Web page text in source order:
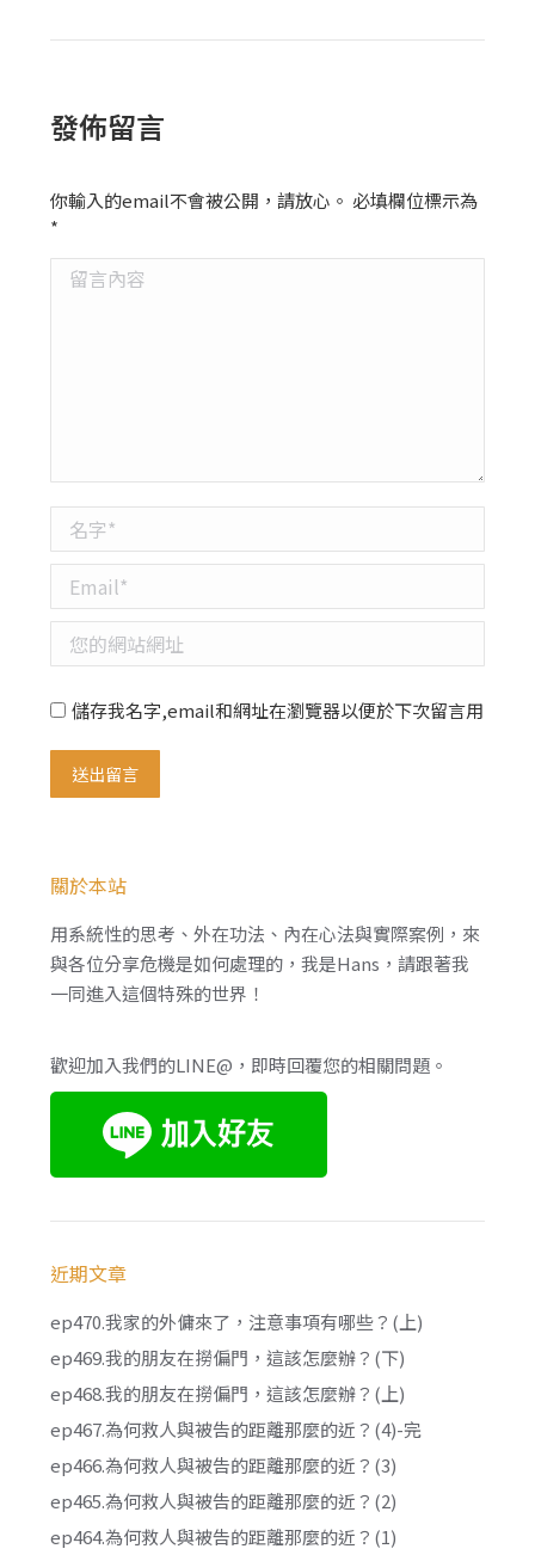
發佈留言
你輸入的email不會被公開，請放心。 必填欄位標示為
*
留言內容
名字 *
Email *
您的網站網址
儲存我名字,email和網址在瀏覽器以便於下次留言用
送出留言
關於本站
用系統性的思考、外在功法、內在心法與實際案例，來
與各位分享危機是如何處理的，我是Hans，請跟著我
一同進入這個特殊的世界！
歡迎加入我們的LINE@，即時回覆您的相關問題。
近期文章
ep470.我家的外傭來了，注意事項有哪些？(上)
ep469.我的朋友在撈偏門，這該怎麼辦？(下)
ep468.我的朋友在撈偏門，這該怎麼辦？(上)
ep467.為何救人與被告的距離那麼的近？(4)-完
ep466.為何救人與被告的距離那麼的近？(3)
ep465.為何救人與被告的距離那麼的近？(2)
ep464.為何救人與被告的距離那麼的近？(1)